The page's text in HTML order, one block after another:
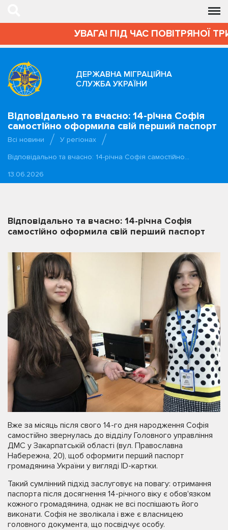
УВАГА! ПІД ЧАС ПОВІТРЯНОЇ
ДЕРЖАВНА МІГРАЦІЙНА
СЛУЖБА УКРАЇНИ
Відповідально та вчасно: 14-річна Софія
самостійно оформила свій перший паспорт
Всі новини
У регіонах
Відповідально та вчасно: 14-річна Софія самостійно…
13.06.2026
Відповідально та вчасно: 14-річна Софія
самостійно оформила свій перший паспорт
Вже за місяць після свого 14-го дня народження Софія
самостійно звернулась до відділу Головного управління
ДМС у Закарпатській області (вул. Православна
Набережна, 20), щоб оформити перший паспорт
громадянина України у вигляді ID-картки.
Такий сумлінний підхід заслуговує на повагу: отримання
паспорта після досягнення 14-річного віку є обов'язком
кожного громадянина, однак не всі поспішають його
виконати. Софія не зволікала і вже є власницею
головного документа, що посвідчує особу.